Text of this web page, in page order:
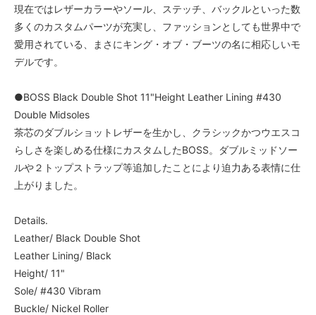
現在ではレザーカラーやソール、ステッチ、バックルといった数
多くのカスタムパーツが充実し、ファッションとしても世界中で
愛用されている、まさにキング・オブ・ブーツの名に相応しいモ
デルです。
●BOSS Black Double Shot 11"Height Leather Lining #430
Double Midsoles
茶芯のダブルショットレザーを生かし、クラシックかつウエスコ
らしさを楽しめる仕様にカスタムしたBOSS。ダブルミッドソー
ルや２トップストラップ等追加したことにより迫力ある表情に仕
上がりました。
Details.
Leather/ Black Double Shot
Leather Lining/ Black
Height/ 11"
Sole/ #430 Vibram
Buckle/ Nickel Roller